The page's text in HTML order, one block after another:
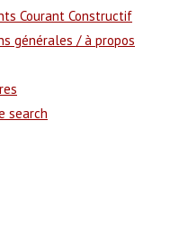
Courant Constructif
générales / à propos
search